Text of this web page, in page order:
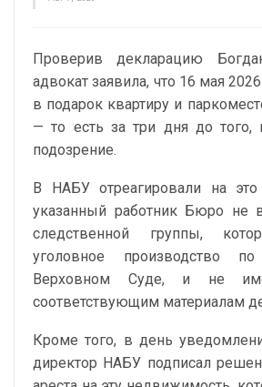
Проверив декларацию
адвокат заявила, что 16 мая
в подарок квартиру и
— то есть за три дня до того,
подозрение.
В НАБУ отреагировали на
указанный работник Бюро не
следственной группы,
уголовное производство
Верховном Суде, и не
соответствующим материалам
Кроме того, в день
директор НАБУ подписал